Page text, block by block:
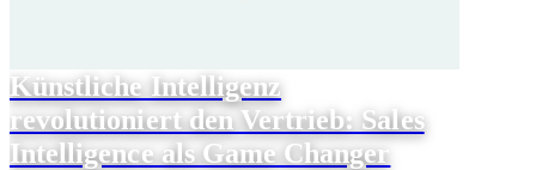
Künstliche Intelligenz
revolutioniert den Vertrieb: Sales
Intelligence als Game Changer